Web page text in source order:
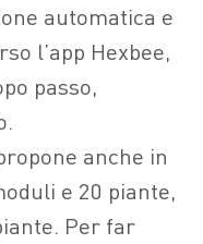
automatica e
l’app Hexbee,
passo,
anche in
e 20 piante,
Per far